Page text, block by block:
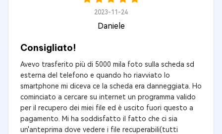
2023-11-24
Daniele
Consigliato!
Avevo trasferito più di 5000 mila foto sulla scheda sd
esterna del telefono e quando ho riavviato lo
smartphone mi diceva ce la scheda era danneggiata. Ho
cominciato a cercare su internet un programma valido
per il recupero dei miei file ed è uscito fuori questo a
pagamento. Mi ha soddisfatto il fatto che ci sia
un'anteprima dove vedere i file recuperabili(tutti